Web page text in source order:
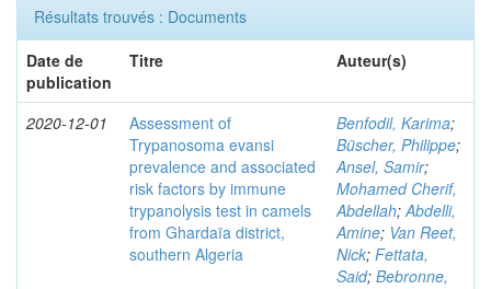
Résultats trouvés : Documents
Date de
publication
Titre Auteur(s)
2020-12-01
Assessment of
Trypanosoma evansi
prevalence and associated
risk factors by immune
trypanolysis test in camels
from Ghardaïa district,
southern Algeria
Benfodil, Karima;
Büscher, Philippe;
Ansel, Samir;
Mohamed Cherif,
Abdellah;Abdelli,
Amine; Van Reet,
Nick; Fettata,
Said; Bebronne,